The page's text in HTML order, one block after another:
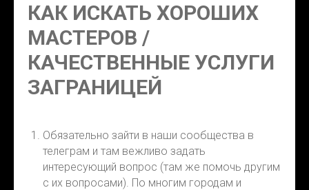
КАК ИСКАТЬ ХОРОШИХ
МАСТЕРОВ /
КАЧЕСТВЕННЫЕ УСЛУГИ
ЗАГРАНИЦЕЙ
Обязательно зайти в наши сообщества в
телеграм и там вежливо задать
интересующий вопрос (там же помочь другим
с их вопросами). По многим городам и